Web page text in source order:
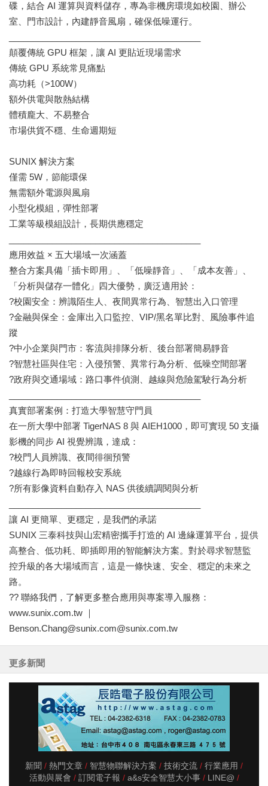
碟，結合 AI 運算與資料儲存，專為非機房環境如校園、辦公
室、門市設計，內建靜音風扇，確保低噪運行。
顛覆傳統 GPU 框架，讓 AI 更貼近現場需求
傳統 GPU 系統常見痛點
高功耗（>100W）
額外供電與散熱結構
體積龐大、不易整合
市場供貨不穩、生命週期短
SUNIX 解決方案
僅需 5W，節能環保
無需額外電源與風扇
小型化模組，彈性部署
工業等級模組設計，長期供應穩定
應用效益 × 五大場域一次涵蓋
整合方案具備「插卡即用」、「低噪靜音」、「成本友善」、
「分析與儲存一體化」四大優勢，廣泛適用於：
?校園安全：辨識陌生人、夜間異常行為、智慧出入口管理
?金融與保全：金庫出入口監控、VIP/黑名單比對、風險事件追
蹤
?中小企業與門市：客流與排隊分析、後台部署簡易靜音
?智慧社區與住宅：入侵預警、異常行為分析、低噪空間部署
?政府與交通場域：路口事件偵測、越線與危險駕駛行為分析
真實部署案例：打造大學智慧守門員
在一所大學中部署 TigerNAS 8 與 AIEH1000，即可實現 50 支攝
影機的同步 AI 視覺辨識，達成：
?校門人員辨識、夜間徘徊預警
?越線行為即時回報校安系統
?所有影像資料自動存入 NAS 供後續調閱與分析
讓 AI 更簡單、更穩定，是我們的承諾
SUNIX 三泰科技與山宏精密攜手打造的 AI 邊緣運算平台，提供
高整合、低功耗、即插即用的智能解決方案。對於尋求智慧監
控升級的各大場域而言，這是一條快速、安全、穩定的未來之
路。
?? 聯絡我們，了解更多整合應用與專案導入服務：
www.sunix.com.tw ｜
Benson.Chang@sunix.com@sunix.com.tw
更多新聞
新聞 熱門文章 智慧物聯解決方案 技術交流
行業應用
活動與展會
訂閱電子報 a&s安全智慧大小事 LINE@